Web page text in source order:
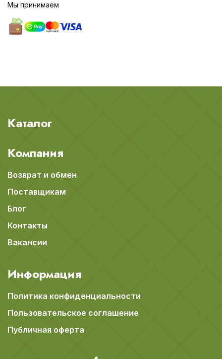
Мы принимаем
Каталог
Компания
Возврат и обмен
Поставщикам
Блог
Контакты
Вакансии
Информация
Политика конфиденциальности
Пользовательское соглашение
Публичная оферта